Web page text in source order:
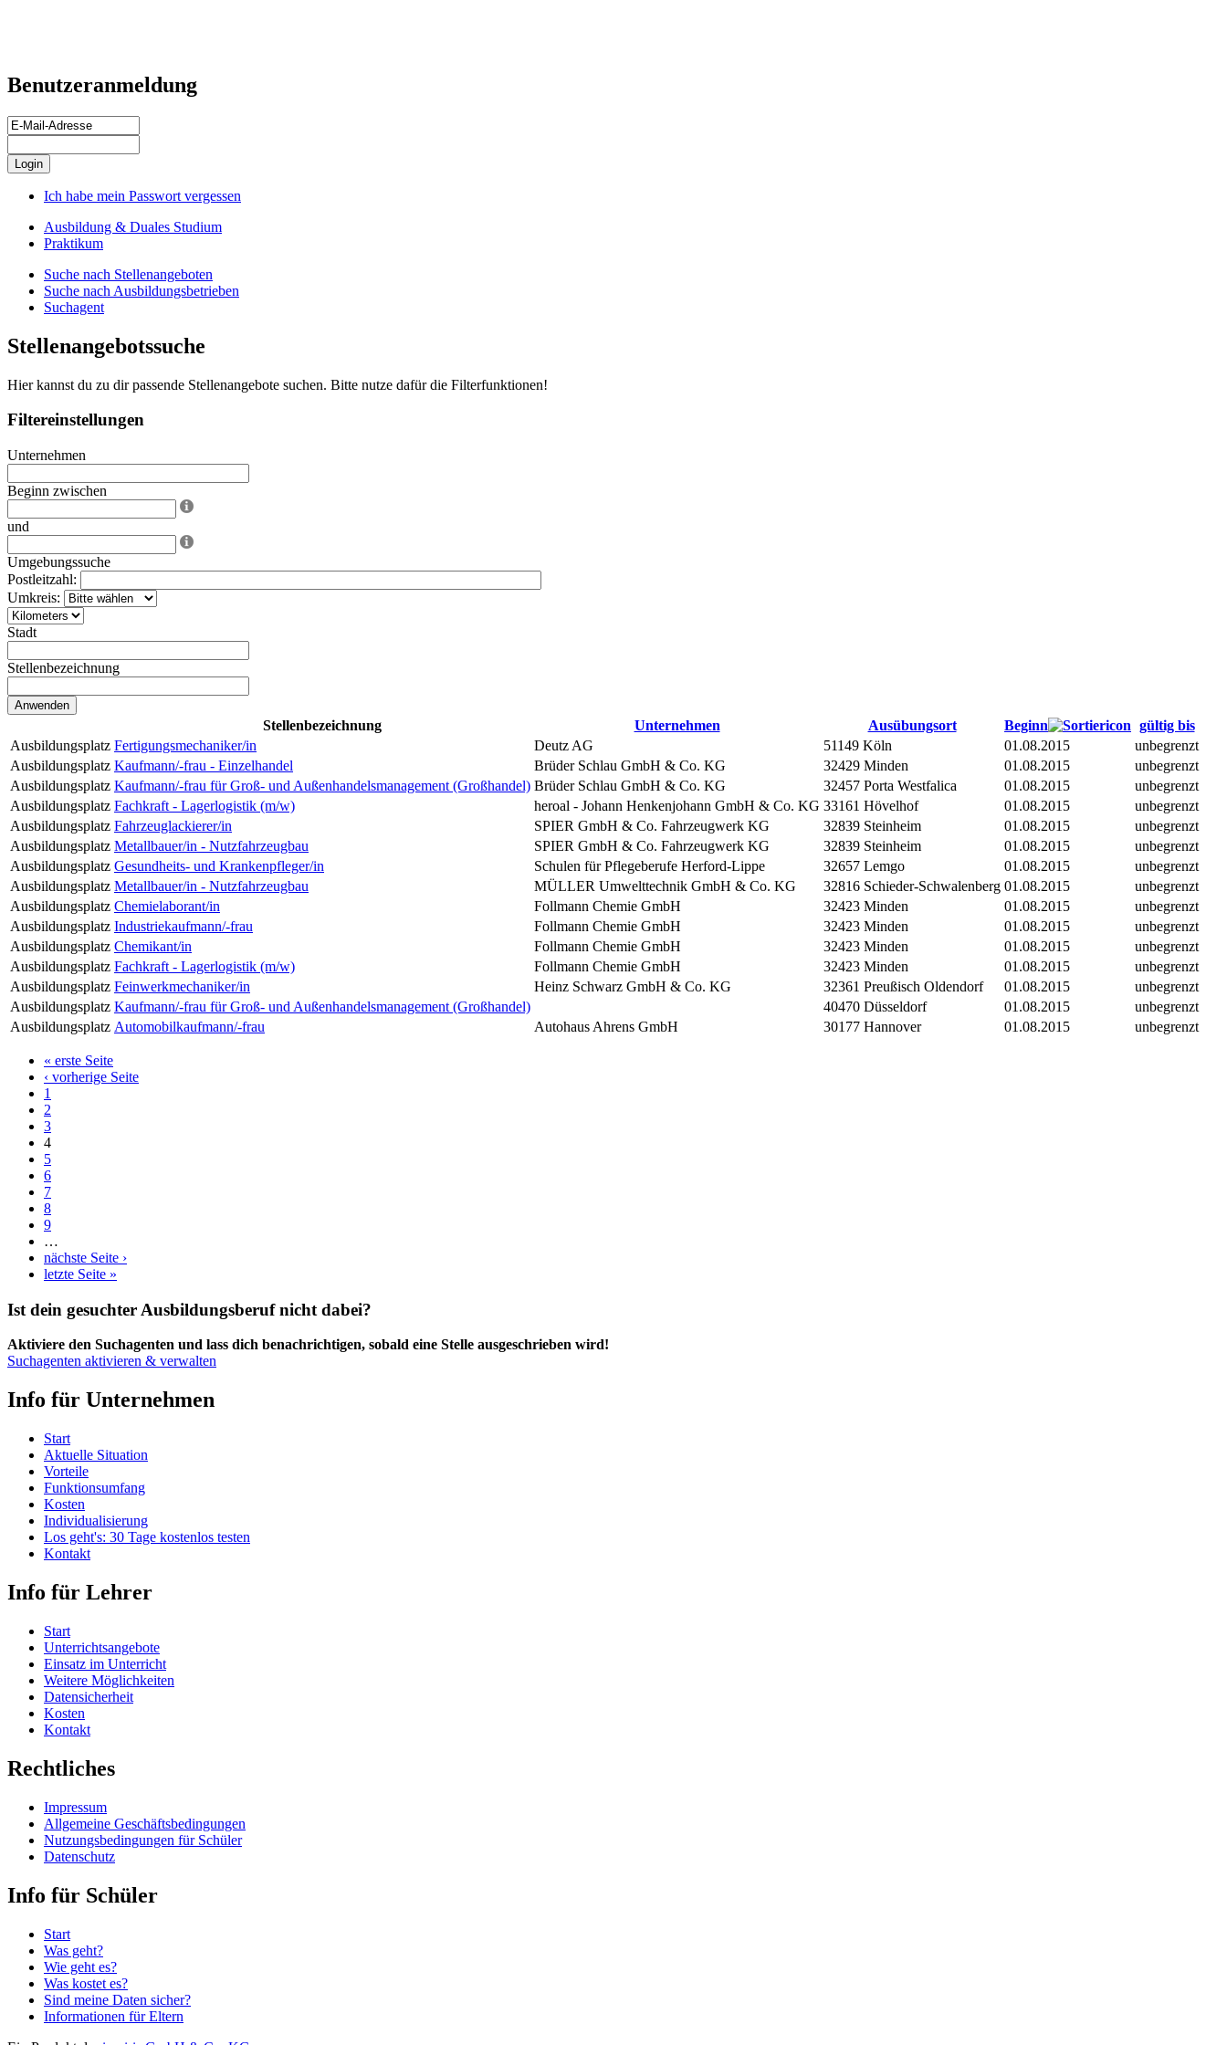
Benutzeranmeldung
Ich habe mein Passwort vergessen
Ausbildung & Duales Studium
Praktikum
Suche nach Stellenangeboten
Suche nach Ausbildungsbetrieben
Suchagent
Stellenangebotssuche
Hier kannst du zu dir passende Stellenangebote suchen. Bitte nutze dafür die Filterfunktionen!
Filtereinstellungen
Unternehmen
Beginn zwischen
und
Umgebungssuche
Postleitzahl:
Umkreis:
Stadt
Stellenbezeichnung
Stellenbezeichnung Unternehmen Ausübungsort Beginn
gültig bis
Ausbildungsplatz Fertigungsmechaniker/in Deutz AG 51149 Köln 01.08.2015
unbegrenzt
Ausbildungsplatz Kaufmann/-frau - Einzelhandel Brüder Schlau GmbH & Co. KG 32429 Minden 01.08.2015
unbegrenzt
Ausbildungsplatz Kaufmann/-frau für Groß- und Außenhandelsmanagement (Großhandel) Brüder Schlau GmbH & Co. KG 32457 Porta Westfalica 01.08.2015
unbegrenzt
Ausbildungsplatz Fachkraft - Lagerlogistik (m/w) heroal - Johann Henkenjohann GmbH & Co. KG 33161 Hövelhof 01.08.2015
unbegrenzt
Ausbildungsplatz Fahrzeuglackierer/in SPIER GmbH & Co. Fahrzeugwerk KG 32839 Steinheim 01.08.2015
unbegrenzt
Ausbildungsplatz Metallbauer/in - Nutzfahrzeugbau SPIER GmbH & Co. Fahrzeugwerk KG 32839 Steinheim 01.08.2015
unbegrenzt
Ausbildungsplatz Gesundheits- und Krankenpfleger/in Schulen für Pflegeberufe Herford-Lippe 32657 Lemgo 01.08.2015
unbegrenzt
Ausbildungsplatz Metallbauer/in - Nutzfahrzeugbau MÜLLER Umwelttechnik GmbH & Co. KG 32816 Schieder-Schwalenberg 01.08.2015
unbegrenzt
Ausbildungsplatz Chemielaborant/in Follmann Chemie GmbH 32423 Minden 01.08.2015
unbegrenzt
Ausbildungsplatz Industriekaufmann/-frau Follmann Chemie GmbH 32423 Minden 01.08.2015
unbegrenzt
Ausbildungsplatz Chemikant/in Follmann Chemie GmbH 32423 Minden 01.08.2015
unbegrenzt
Ausbildungsplatz Fachkraft - Lagerlogistik (m/w) Follmann Chemie GmbH 32423 Minden 01.08.2015
unbegrenzt
Ausbildungsplatz Feinwerkmechaniker/in Heinz Schwarz GmbH & Co. KG 32361 Preußisch Oldendorf 01.08.2015
unbegrenzt
Ausbildungsplatz Kaufmann/-frau für Groß- und Außenhandelsmanagement (Großhandel) 40470 Düsseldorf 01.08.2015
unbegrenzt
Ausbildungsplatz Automobilkaufmann/-frau Autohaus Ahrens GmbH 30177 Hannover 01.08.2015 unbegrenzt
« erste Seite
‹ vorherige Seite
1
2
3
4
5
6
7
8
9
…
nächste Seite ›
letzte Seite »
Ist dein gesuchter Ausbildungsberuf nicht dabei?
Aktiviere den Suchagenten und lass dich benachrichtigen, sobald eine Stelle ausgeschrieben wird!
Suchagenten aktivieren & verwalten
Info für Unternehmen
Start
Aktuelle Situation
Vorteile
Funktionsumfang
Kosten
Individualisierung
Los geht's: 30 Tage kostenlos testen
Kontakt
Info für Lehrer
Start
Unterrichtsangebote
Einsatz im Unterricht
Weitere Möglichkeiten
Datensicherheit
Kosten
Kontakt
Rechtliches
Impressum
Allgemeine Geschäftsbedingungen
Nutzungsbedingungen für Schüler
Datenschutz
Info für Schüler
Start
Was geht?
Wie geht es?
Was kostet es?
Sind meine Daten sicher?
Informationen für Eltern